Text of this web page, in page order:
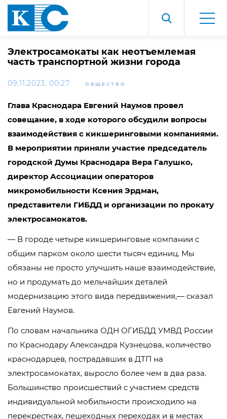
Электросамокаты как неотъемлемая
часть транспортной жизни города
09.11.2023, 00:27 ОБЩЕСТВО
Глава Краснодара Евгений Наумов провел
совещание, в ходе которого обсудили вопросы
взаимодействия с кикшеринговыми компаниями.
В мероприятии приняли участие председатель
городской Думы Краснодара Вера Галушко,
директор Ассоциации операторов
микромобильности Ксения Эрдман,
представители ГИБДД и организации по прокату
электросамокатов.
— В городе четыре кикшеринговые компании с
общим парком около шести тысяч единиц. Мы
обязаны не просто улучшить наше взаимодействие,
но и продумать до мельчайших деталей
модернизацию этого вида передвижения,— сказал
Евгений Наумов.
По словам начальника ОДН ОГИБДД УМВД России
по Краснодару Александра Кузнецова, количество
краснодарцев, пострадавших в ДТП на
электросамокатах, выросло более чем в два раза.
Большинство происшествий с участием средств
индивидуальной мобильности происходило на
перекрестках, пешеходных переходах и в местах